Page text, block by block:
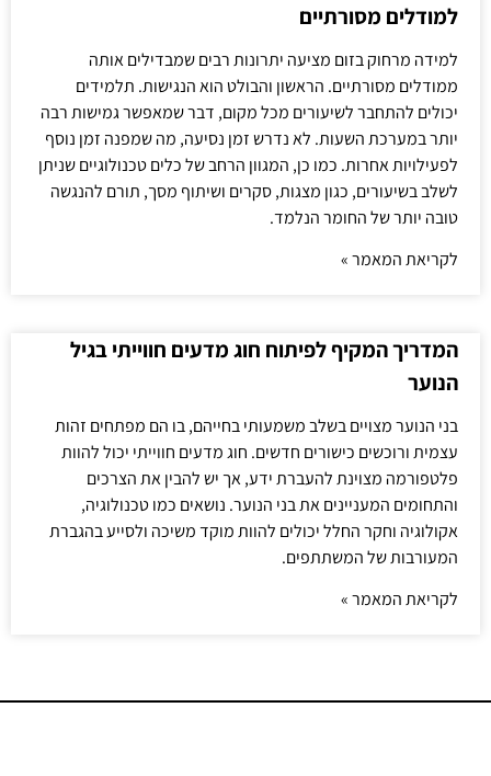
למודלים מסורתיים
למידה מרחוק בזום מציעה יתרונות רבים שמבדילים אותה
ממודלים מסורתיים. הראשון והבולט הוא הנגישות. תלמידים
יכולים להתחבר לשיעורים מכל מקום, דבר שמאפשר גמישות רבה
יותר במערכת השעות. לא נדרש זמן נסיעה, מה שמפנה זמן נוסף
לפעילויות אחרות. כמו כן, המגוון הרחב של כלים טכנולוגיים שניתן
לשלב בשיעורים, כגון מצגות, סקרים ושיתוף מסך, תורם להנגשה
טובה יותר של החומר הנלמד.
לקריאת המאמר »
המדריך המקיף לפיתוח חוג מדעים חווייתי בגיל
הנוער
בני הנוער מצויים בשלב משמעותי בחייהם, בו הם מפתחים זהות
עצמית ורוכשים כישורים חדשים. חוג מדעים חווייתי יכול להוות
פלטפורמה מצוינת להעברת ידע, אך יש להבין את הצרכים
והתחומים המעניינים את בני הנוער. נושאים כמו טכנולוגיה,
אקולוגיה וחקר החלל יכולים להוות מוקד משיכה ולסייע בהגברת
המעורבות של המשתתפים.
לקריאת המאמר »